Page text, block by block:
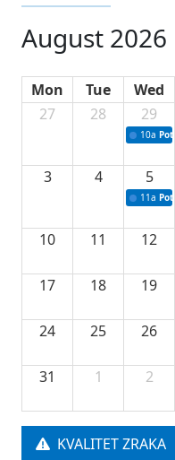
August 2026
Mon Tue Wed
27
28 29
10a
3 4 5
11a
10 11 12
17 18 19
24 25 26
31 1 2
KVALITET ZRAKA